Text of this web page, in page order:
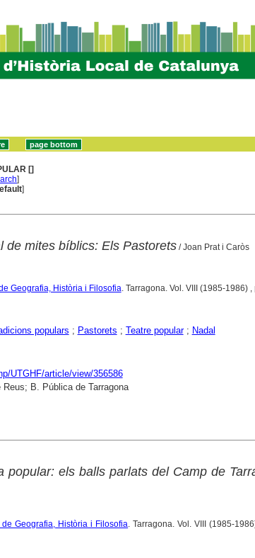
[]
]
]
de mites bíblics: Els Pastorets/ Joan Prat i Caròs
Geografia, Història i Filosofia. Tarragona. Vol. VIII (1985-1986) ,
populars ; Pastorets ; Teatre popular; Nadal
UTGHF/article/view/356586
B. Pública de Tarragona
popular: els balls parlats del Camp de
Geografia, Història i Filosofia. Tarragona. Vol. VIII (1985-